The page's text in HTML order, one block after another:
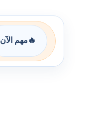
🔥 مهم الآن